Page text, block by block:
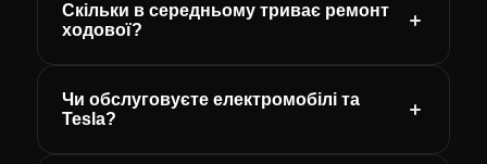
Скільки в середньому триває ремонт
ходової?
Чи обслуговуєте електромобілі та
Tesla?